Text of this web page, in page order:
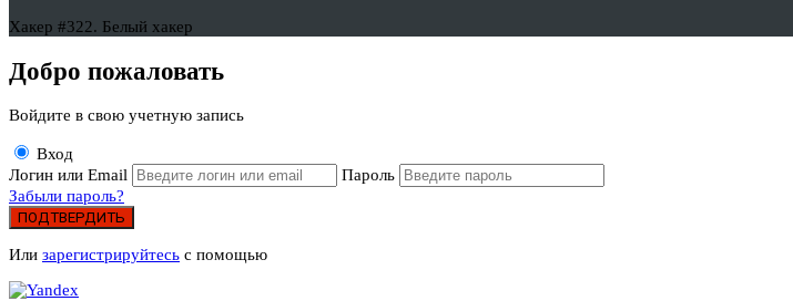
Хакер #322. Белый хакер
Добро пожаловать
Войдите в свою учетную запись
Вход
Логин или Email
Пароль
Забыли пароль?
ПОДТВЕРДИТЬ
Или зарегистрируйтесь с помощью